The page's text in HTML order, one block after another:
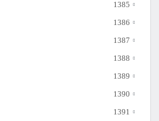
1385
1386
1387
1388
1389
1390
1391